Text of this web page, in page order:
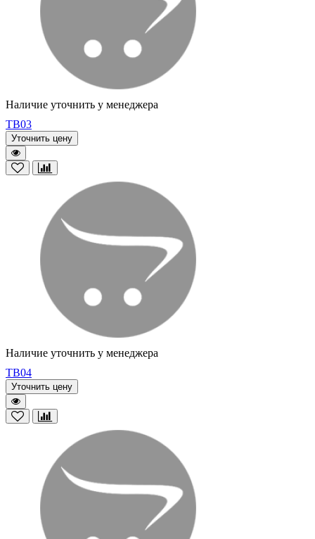
Наличие уточнить у менеджера
TB03
Уточнить цену
Наличие уточнить у менеджера
TB04
Уточнить цену